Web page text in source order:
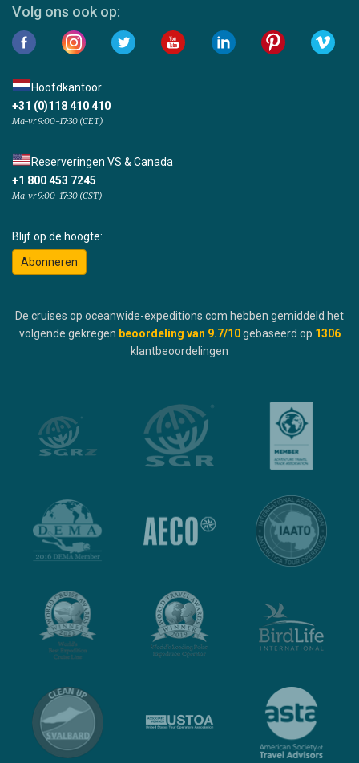
Volg ons ook op:
Hoofdkantoor
+31 (0)118 410 410
Ma-vr 9:00-17:30 (CET)
Reserveringen VS & Canada
+1 800 453 7245
Ma-vr 9:00-17:30 (CST)
Blijf op de hoogte:
Abonneren
De cruises op oceanwide-expeditions.com hebben gemiddeld het
volgende gekregen beoordeling van 9.7/10 gebaseerd op 1306
klantbeoordelingen